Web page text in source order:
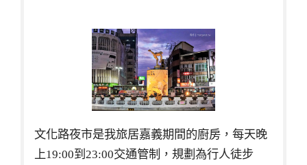
文化路夜市是我旅居嘉義期間的廚房，每天晚
上19:00到23:00交通管制，規劃為行人徒步